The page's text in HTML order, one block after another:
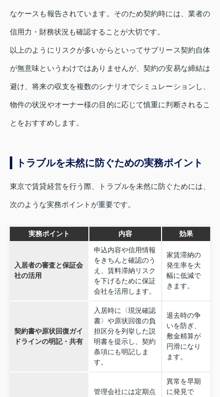
なケースも報告されています。そのため契約時には、業者の
信用力・財務状況も確認することが大切です。
以上のようにリスクが多いからといってサブリース契約自体
が無意味というわけではありませんが、契約の安易な締結は
避け、将来の収支を複数のシナリオでシミュレーションし、
物件の状況やオーナー様の目的に応じて慎重に判断されるこ
とをおすすめします。
トラブルを未然に防ぐための実務ポイント
東京で賃貸経営を行う際、トラブルを未然に防ぐためには、
次のような実務ポイントが重要です。
実務ポイント 内容 効果
入居者の審査と保証会
社の活用
申込内容や信用情報
をきちんと確認のう
え、賃料滞納リスク
を下げるために保証
会社を活用します。
家賃滞納の
発生率を大
幅に低減で
きます。
契約書や原状回復ガイ
ドラインの明記・共有
入居時に〈現況確認
書〉や原状回復の負
担区分を列挙した説
明書を提示し、契約
条項にも明記しま
す。
退去時の争
いを防ぎ、
敷金精算が
円滑になり
ます。
管理会社には定期点
異常を早期
に発見で